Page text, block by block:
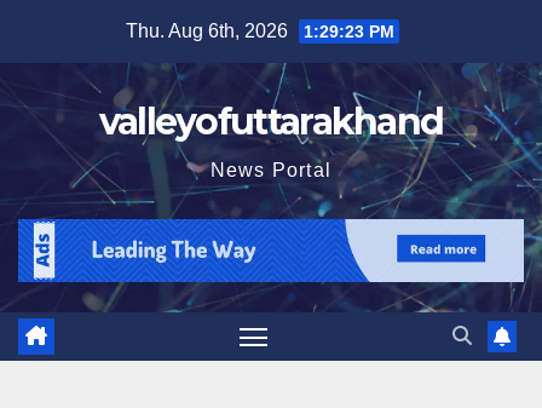
content
Thu. Aug 6th, 2026 1:29:25 PM
valleyofuttarakhand
News Portal